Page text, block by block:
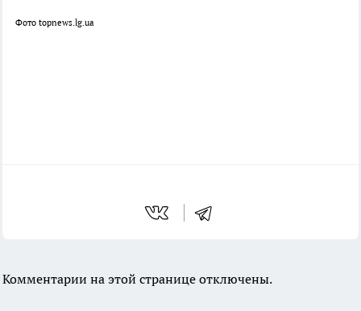
Фото topnews.lg.ua
Комментарии на этой странице отключены.